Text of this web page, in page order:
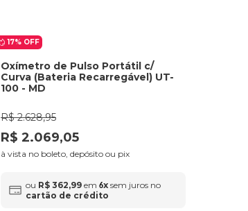
17% OFF
Oxímetro de Pulso Portátil c/
Curva (Bateria Recarregável) UT-
100 - MD
R$ 2.628,95
R$ 2.069,05
à vista no boleto, depósito ou pix
ou R$ 362,99 em 6x sem juros no
cartão de crédito